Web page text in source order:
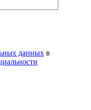
данных в